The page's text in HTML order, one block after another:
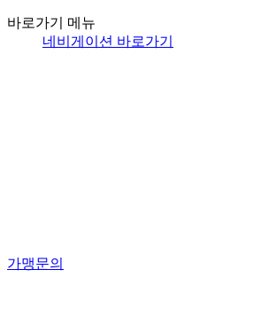
바로가기 메뉴
네비게이션 바로가기
가맹문의